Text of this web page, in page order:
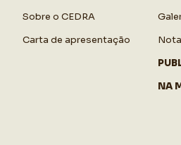
Sobre o CEDRA
Carta de apresentação
NA